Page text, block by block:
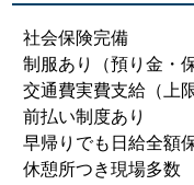
社会保険完備
制服あり（預り金・
交通費実費支給（上
前払い制度あり
早帰りでも日給全額
休憩所つき現場多数